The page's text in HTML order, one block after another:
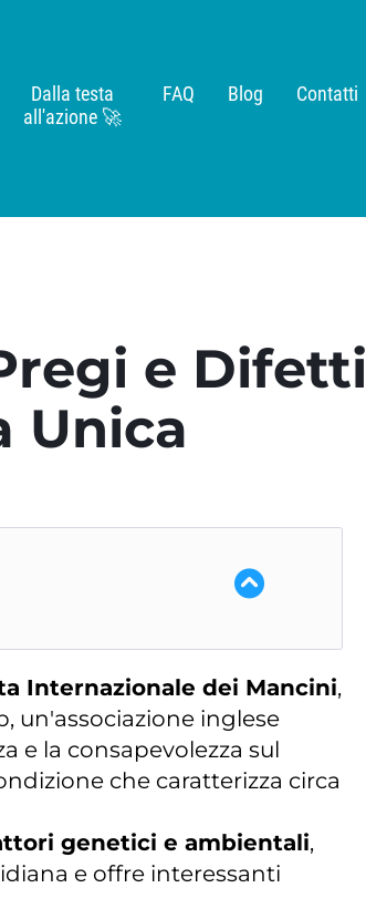
Dalla testa
all'azione 🚀
FAQ Blog Contatti
e Difetti
Unica
Internazionale dei Mancini,
un'associazione inglese
e la consapevolezza sul
che caratterizza circa
genetici e ambientali,
e offre interessanti